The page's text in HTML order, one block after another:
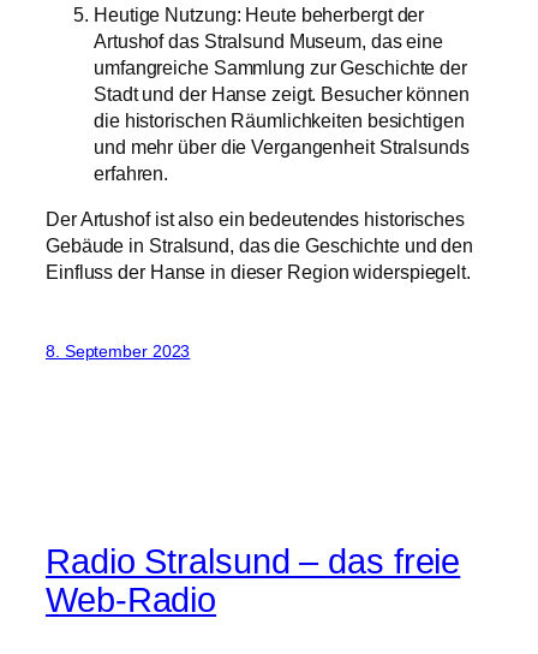
Heutige Nutzung: Heute beherbergt der
Artushof das Stralsund Museum, das eine
umfangreiche Sammlung zur Geschichte der
Stadt und der Hanse zeigt. Besucher können
die historischen Räumlichkeiten besichtigen
und mehr über die Vergangenheit Stralsunds
erfahren.
Der Artushof ist also ein bedeutendes historisches
Gebäude in Stralsund, das die Geschichte und den
Einfluss der Hanse in dieser Region widerspiegelt.
8. September 2023
Radio Stralsund – das freie
Web-Radio